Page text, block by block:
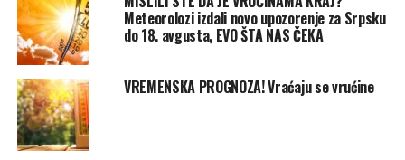
Meteorolozi izdali novo upozorenje za Srpsku
do 18. avgusta, EVO ŠTA NAS ČEKA
VREMENSKA PROGNOZA! Vraćaju se vrućine